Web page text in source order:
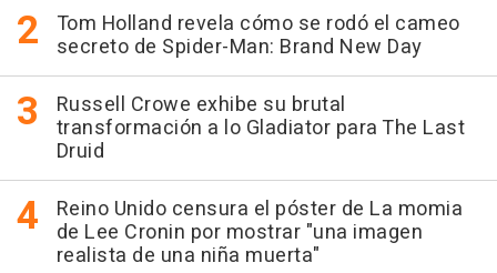
Tom Holland revela cómo se rodó el cameo
secreto de Spider-Man: Brand New Day
Russell Crowe exhibe su brutal
transformación a lo Gladiator para The Last
Druid
Reino Unido censura el póster de La momia
de Lee Cronin por mostrar "una imagen
realista de una niña muerta"